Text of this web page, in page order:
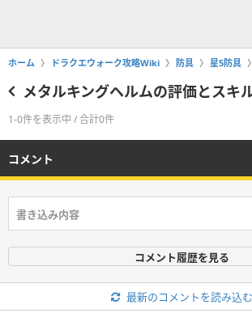
ホーム ドラクエウォーク攻略Wiki 防具 星5防具
メタルキングヘルムの評価とスキ
1-0件を表示中 / 合計0件
コメント
コメント履歴を見る
最新のコメントを読み込む